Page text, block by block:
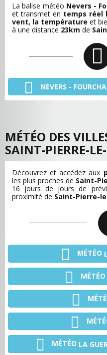
La balise météo Nevers -
et transmet en temps réel
vent, la température et
à une distance 23km de
NEVERS -
MÉTÉO DES
SAINT-PIERRE-
Découvrez et accédez aux
les plus proches de Saint-
16 jours de jours de
proximité de Saint-Pierre-
MÉTÉO
MÉTÉO
MÉTÉO LA